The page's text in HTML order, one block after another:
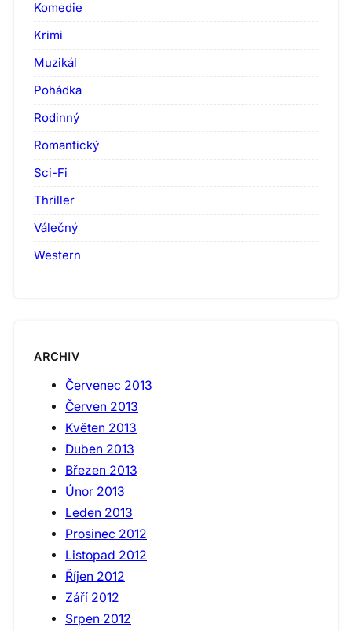
Komedie
Krimi
Muzikál
Pohádka
Rodinný
Romantický
Sci-Fi
Thriller
Válečný
Western
ARCHIV
Červenec 2013
Červen 2013
Květen 2013
Duben 2013
Březen 2013
Únor 2013
Leden 2013
Prosinec 2012
Listopad 2012
Říjen 2012
Září 2012
Srpen 2012